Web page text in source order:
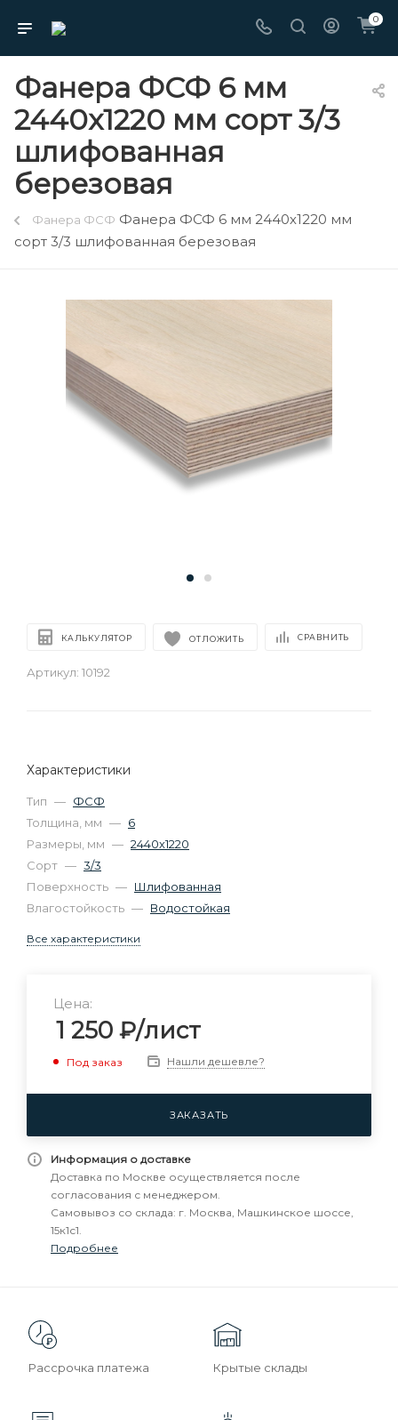
0
Фанера ФСФ 6 мм
2440х1220 мм сорт 3/3
шлифованная
березовая
Фанера ФСФ Фанера ФСФ 6 мм 2440х1220 мм
сорт 3/3 шлифованная березовая
КАЛЬКУЛЯТОР ОТЛОЖИТЬ СРАВНИТЬ
Артикул: 10192
Характеристики
Тип — ФСФ
Толщина, мм — 6
Размеры, мм — 2440х1220
Сорт — 3/3
Поверхность — Шлифованная
Влагостойкость — Водостойкая
Все характеристики
Цена:
1 250 ₽/лист
Под заказ Нашли дешевле?
ЗАКАЗАТЬ
Информация о доставке
Доставка по Москве осуществляется после
согласования с менеджером.
Самовывоз со склада: г. Москва, Машкинское шоссе,
15к1с1.
Подробнее
Рассрочка платежа Крытые склады